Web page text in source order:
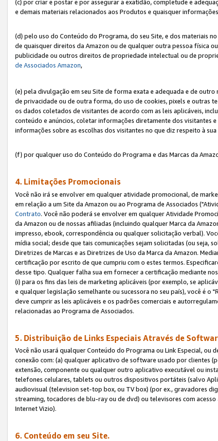
(c) por criar e postar e por assegurar a exatidão, completude e
e demais materiais relacionados aos Produtos e quaisquer
(d) pelo uso do Conteúdo do Programa, do seu Site, e dos materiais
de quaisquer direitos da Amazon ou de qualquer outra pessoa física
publicidade ou outros direitos de propriedade intelectual ou de
de Associados Amazon,
(e) pela divulgação em seu Site de forma exata e adequada e de
de privacidade ou de outra forma, do uso de cookies, pixels e outras
os dados coletados de visitantes de acordo com as leis aplicáveis,
conteúdo e anúncios, coletar informações diretamente dos visitantes
informações sobre as escolhas dos visitantes no que diz respeito à
(f) por qualquer uso do Conteúdo do Programa e das Marcas da
4. Limitações Promocionais
Você não irá se envolver em qualquer atividade promocional, de
em relação a um Site da Amazon ou ao Programa de Associados
Contrato. Você não poderá se envolver em qualquer Atividade
da Amazon ou de nossas afiliadas (incluindo qualquer Marca da
impresso, ebook, correspondência ou qualquer solicitação verbal).
mídia social; desde que tais comunicações sejam solicitadas (ou seja,
Diretrizes de Marcas e as Diretrizes de Uso da Marca da Amazon.
certificação por escrito de que cumpriu com o estes termos.
desse tipo. Qualquer falha sua em fornecer a certificação mediante
(i) para os fins das leis de marketing aplicáveis (por exemplo, se
e qualquer legislação semelhante ou sucessora no seu país), você é o
deve cumprir as leis aplicáveis e os padrões comerciais e
relacionadas ao Programa de Associados.
5. Distribuição de Links Especiais Através de
Você não usará qualquer Conteúdo do Programa ou Link Especial,
conexão com: (a) qualquer aplicativo de software usado por clientes
extensão, componente ou qualquer outro aplicativo executável ou
telefones celulares, tablets ou outros dispositivos portáteis (salvo
audiovisual (television set-top box, ou TV box) (por ex., gravadores
streaming, tocadores de blu-ray ou de dvd) ou televisores com
Internet Vizio).
6. Conteúdo em seu Site.